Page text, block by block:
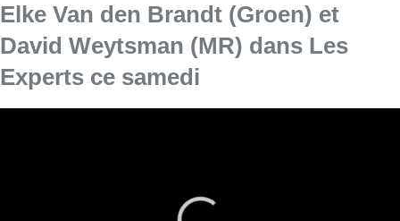
Elke Van den Brandt (Groen) et
David Weytsman (MR) dans Les
Experts ce samedi
Priscilla Adabe et Jean-Jacques Deleeux.